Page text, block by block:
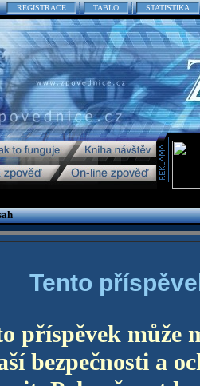
REGISTRACE TABLO STATISTIKA
Tento
příspěvek může
bezpečnosti a